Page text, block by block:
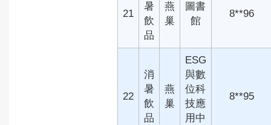
21
暑
飲
品
燕
巢
圖書
館
8**96
22
消
暑
飲
品
燕
巢
ESG
與數
位科
技應
用中
8**95